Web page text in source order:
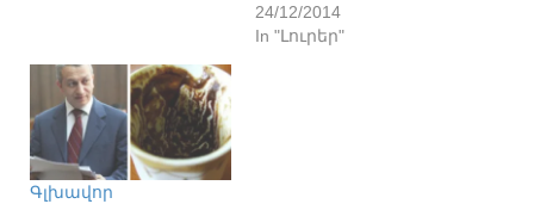
24/12/2014
In "Լուրեր"
Գլխավոր